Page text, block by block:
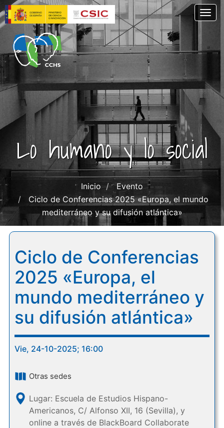
Pasar
al
contenido
principal
Lo humano y lo social
Inicio
Evento
Ciclo de Conferencias 2025 «Europa, el mundo
mediterráneo y su difusión atlántica»
Ciclo de Conferencias
2025 «Europa, el
mundo mediterráneo y
su difusión atlántica»
Vie, 24-10-2025; 16:00
Otras sedes
Lugar: Escuela de Estudios Hispano-
Americanos, C/ Alfonso XII, 16 (Sevilla), y
online a través de BlackBoard Collaborate